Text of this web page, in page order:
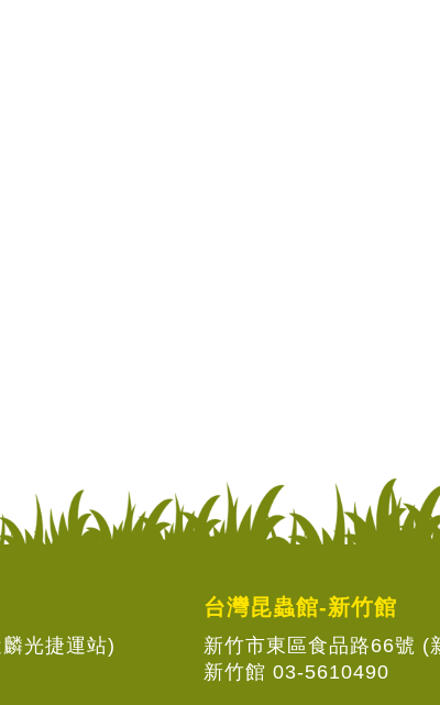
光捷運站)
台灣昆蟲館-新竹館
新竹市東區食品路66號 (
新竹館 03-5610490